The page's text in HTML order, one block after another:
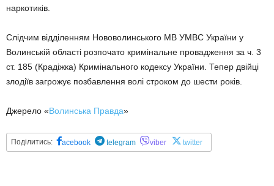
наркотиків.
Слідчим відділенням Нововолинського МВ УМВС України у
Волинській області розпочато кримінальне провадження за ч. 3
ст. 185 (Крадіжка) Кримінального кодексу України. Тепер двійці
злодіїв загрожує позбавлення волі строком до шести років.
Джерело «Волинська Правда»
Поділитись: acebook telegram viber twitter